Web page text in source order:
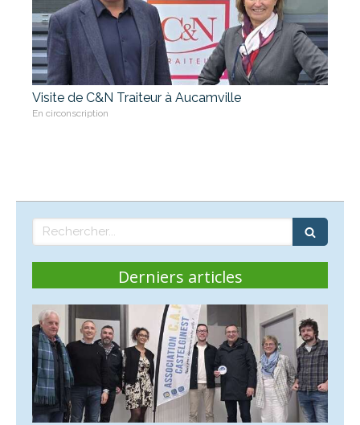
Visite de C&N Traiteur à Aucamville
En circonscription
Rechercher
Derniers articles